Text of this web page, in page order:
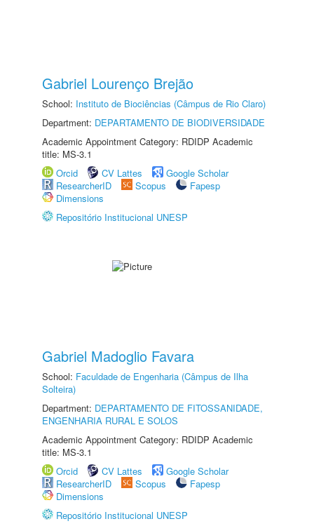
Gabriel Lourenço Brejão
School: Instituto de Biociências (Câmpus de Rio Claro)
Department: DEPARTAMENTO DE BIODIVERSIDADE
Academic Appointment Category: RDIDP Academic
title: MS-3.1
Orcid
CV Lattes
Google Scholar
ResearcherID
Scopus
Fapesp
Dimensions
Repositório Institucional UNESP
Gabriel Madoglio Favara
School: Faculdade de Engenharia (Câmpus de Ilha
Solteira)
Department: DEPARTAMENTO DE FITOSSANIDADE,
ENGENHARIA RURAL E SOLOS
Academic Appointment Category: RDIDP Academic
title: MS-3.1
Orcid
CV Lattes
Google Scholar
ResearcherID
Scopus
Fapesp
Dimensions
Repositório Institucional UNESP